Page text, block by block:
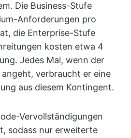
Die Business-Stufe
Anforderungen pro
die Enterprise-Stufe
kosten etwa 4
Jedes Mal, wenn der
verbraucht er eine
aus diesem Kontingent.
Vervollständigungen
sodass nur erweiterte